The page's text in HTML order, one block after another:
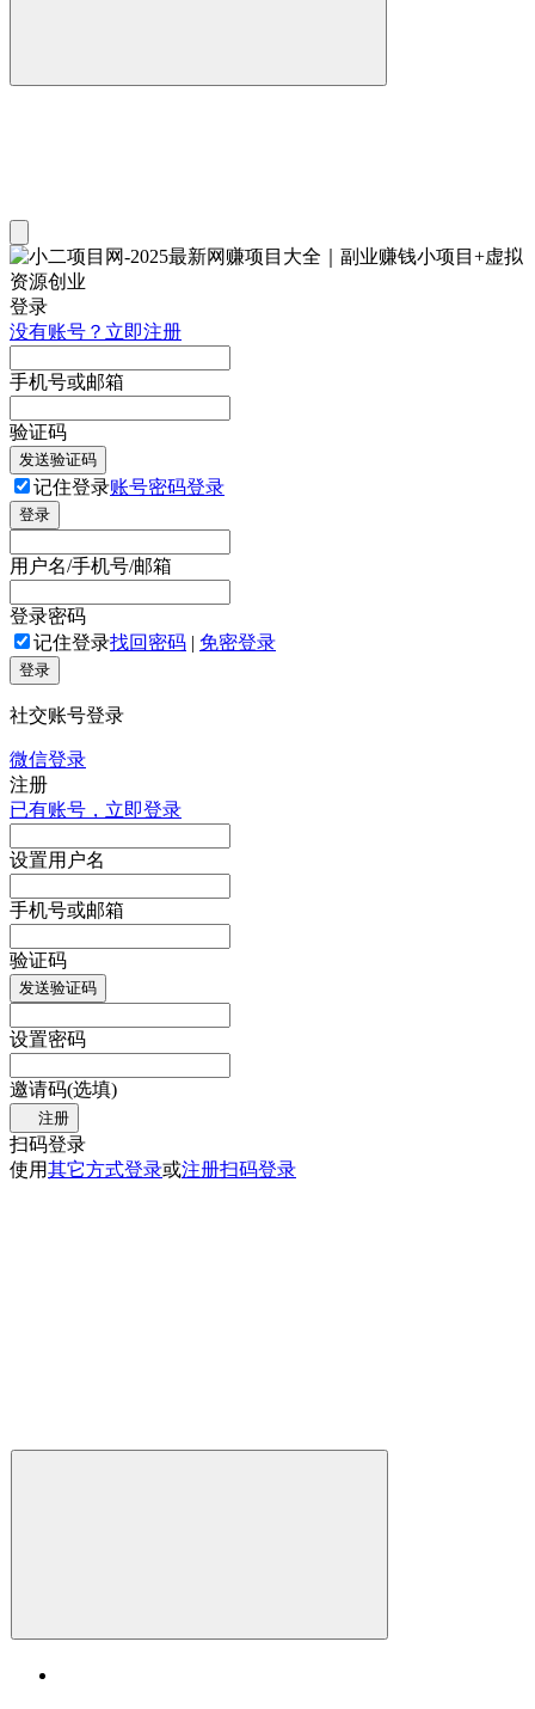
登录
没有账号？立即注册
手机号或邮箱
验证码
发送验证码
记住登录账号密码登录
登录
用户名/手机号/邮箱
登录密码
记住登录找回密码 | 免密登录
登录
社交账号登录
微信登录
注册
已有账号，立即登录
设置用户名
手机号或邮箱
验证码
发送验证码
设置密码
邀请码(选填)
注册
扫码登录
使用其它方式登录或注册扫码登录